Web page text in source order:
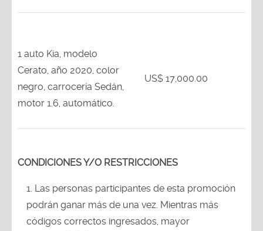
1 auto Kia, modelo
Cerato, año 2020, color
negro, carrocería Sedán,
motor 1.6, automático.
US$ 17,000.00
CONDICIONES Y/O RESTRICCIONES
Las personas participantes de esta promoción
podrán ganar más de una vez. Mientras más
códigos correctos ingresados, mayor